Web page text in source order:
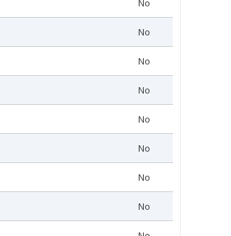
No
No
No
No
No
No
No
No